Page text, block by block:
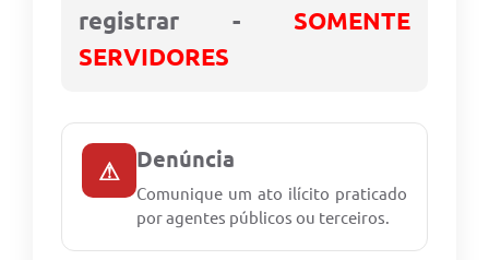
registrar - SOMENTE
SERVIDORES
⚠ Denúncia
Comunique um ato ilícito praticado
por agentes públicos ou terceiros.